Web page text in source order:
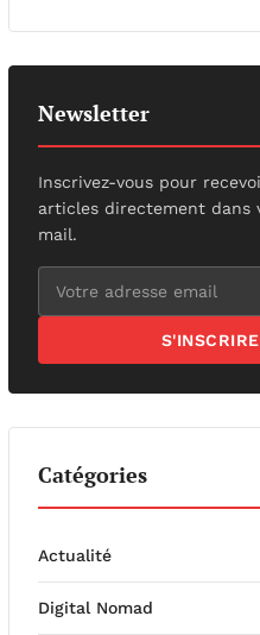
Newsletter
Inscrivez-vous pour
articles directement dans
mail.
S'INSCRIRE
Catégories
Actualité
Digital Nomad